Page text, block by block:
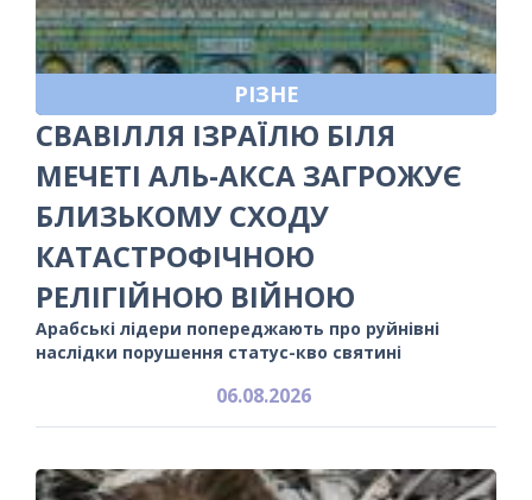
РІЗНЕ
СВАВІЛЛЯ ІЗРАЇЛЮ БІЛЯ
МЕЧЕТІ АЛЬ-АКСА ЗАГРОЖУЄ
БЛИЗЬКОМУ СХОДУ
КАТАСТРОФІЧНОЮ
РЕЛІГІЙНОЮ ВІЙНОЮ
Арабські лідери попереджають про руйнівні
наслідки порушення статус-кво святині
06.08.2026